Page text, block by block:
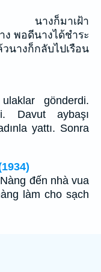
มา นางก็มาเฝ้า
พอดีนางได้ชำระ
างก็กลับไปเรือน
gönderdi.
Davut aybaşı
yattı. Sonra
đến nhà vua
làm cho sạch